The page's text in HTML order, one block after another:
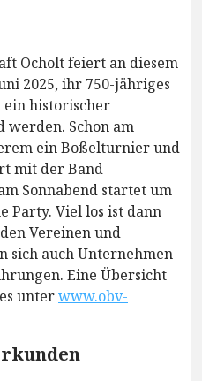
Ocholt feiert an diesem
2025, ihr 750-jähriges
ein historischer
werden. Schon am
ein Boßelturnier und
mit der Band
Sonnabend startet um
Party. Viel los ist dann
Vereinen und
sich auch Unternehmen
Eine Übersicht
unterwww.obv-